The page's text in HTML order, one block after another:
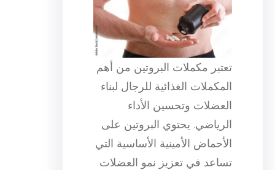
تعتبر مكملات البروتين من أهم
المكملات الغذائية للرجال لبناء
العضلات وتحسين الأداء
الرياضي. يحتوي البروتين على
الأحماض الأمينية الأساسية التي
تساعد في تعزيز نمو العضلات